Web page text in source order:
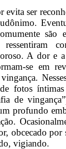
evita ser
são
ressentiram
A dor e a
se em
fotos
de
profundo
obcecado
vigiando.